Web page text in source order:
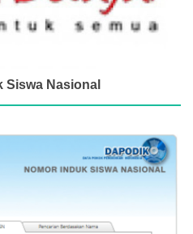
Siswa Nasional